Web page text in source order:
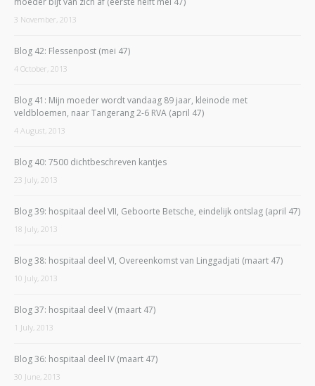
3 November, 2013
Blog 42: Flessenpost (mei 47)
4 October, 2013
Blog 41: Mijn moeder wordt vandaag 89 jaar, kleinode met
veldbloemen, naar Tangerang 2-6 RVA (april 47)
4 August, 2013
Blog 40: 7500 dichtbeschreven kantjes
23 July, 2013
Blog 39: hospitaal deel VII, Geboorte Betsche, eindelijk ontslag (april 47)
18 July, 2013
Blog 38: hospitaal deel VI, Overeenkomst van Linggadjati (maart 47)
10 July, 2013
Blog 37: hospitaal deel V (maart 47)
1 July, 2013
Blog 36: hospitaal deel IV (maart 47)
30 June, 2013